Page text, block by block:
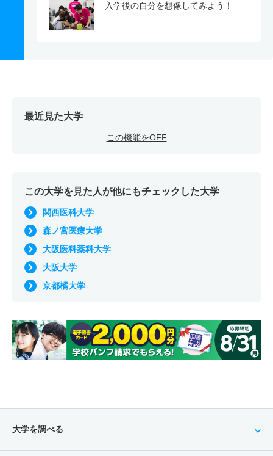
入学後の自分を想像してみよう！
最近見た大学
この機能をOFF
この大学を見た人が他にもチェックした大学
関西医科大学
森ノ宮医療大学
大阪医科薬科大学
大阪大学
京都橘大学
大学を調べる